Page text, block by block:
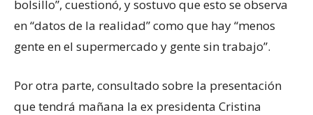
bolsillo”, cuestionó, y sostuvo que esto se observa
en “datos de la realidad” como que hay “menos
gente en el supermercado y gente sin trabajo”.
Por otra parte, consultado sobre la presentación
que tendrá mañana la ex presidenta Cristina